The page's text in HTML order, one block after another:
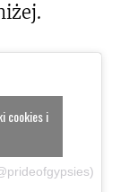
cookies i